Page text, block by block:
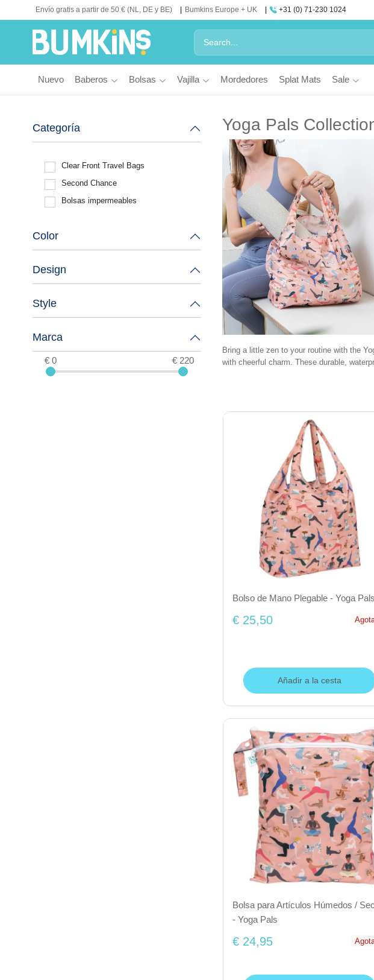
Envío gratis a partir de 50 € (NL, DE y BE) Bumkins Europe + UK +31 (0) 71-230 1024
Nuevo Baberos Bolsas Vajilla Mordedores Splat Mats Sale
Categoría
Clear Front Travel Bags
Second Chance
Bolsas impermeables
Color
Design
Style
Marca
€ 0 € 220
Yoga Pals
Bring a little zen to your routine with the
with cheerful charm. These durable,
Bolso de Mano Plegable - Yoga Pals
€ 25,50
Añadir a la cesta
Bolsa para Artículos Húmedos /
- Yoga Pals
€ 24,95